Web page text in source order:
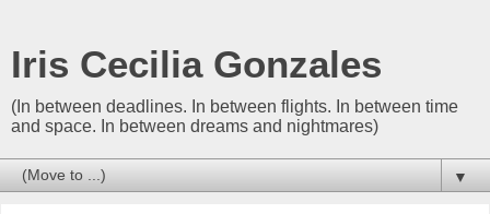
Iris Cecilia Gonzales
(In between deadlines. In between flights. In between time
and space. In between dreams and nightmares)
▼